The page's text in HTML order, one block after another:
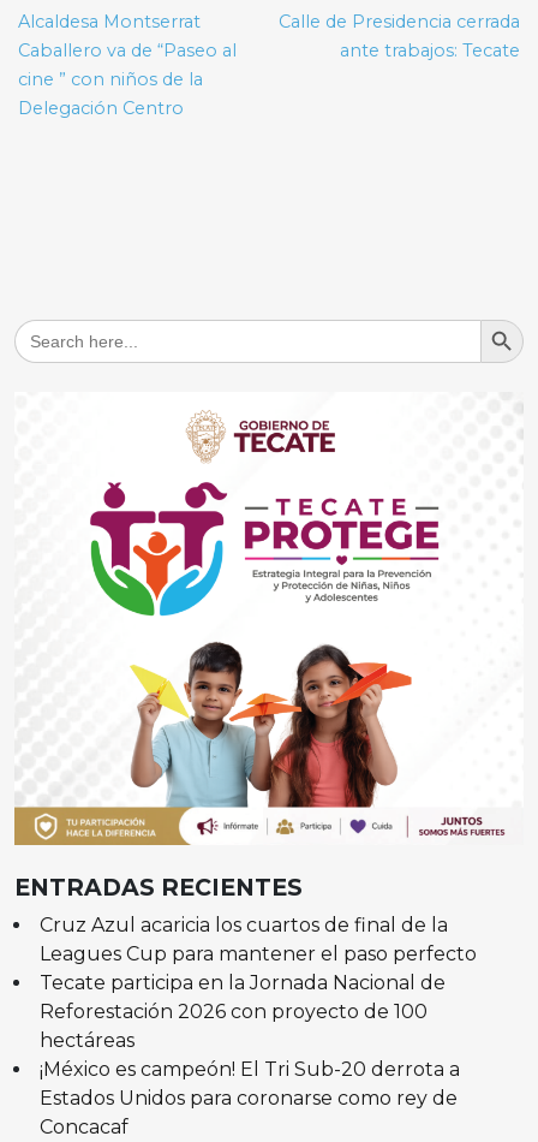
de
entradas
Alcaldesa Montserrat
Caballero va de “Paseo al
cine ” con niños de la
Delegación Centro
Calle de Presidencia cerrada
ante trabajos: Tecate
Search
for:
Search
ENTRADAS RECIENTES
Cruz Azul acaricia los cuartos de final de la
Leagues Cup para mantener el paso perfecto
Tecate participa en la Jornada Nacional de
Reforestación 2026 con proyecto de 100
hectáreas
¡México es campeón! El Tri Sub-20 derrota a
Estados Unidos para coronarse como rey de
Concacaf